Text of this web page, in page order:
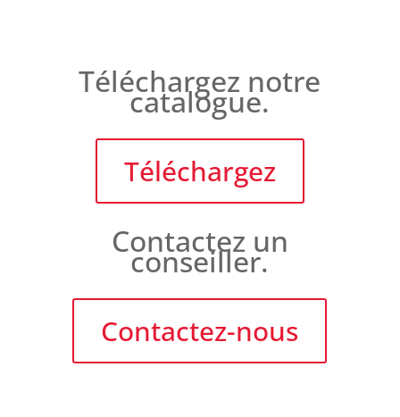
Téléchargez notre
catalogue.
Téléchargez
Contactez un
conseiller.
Contactez-nous